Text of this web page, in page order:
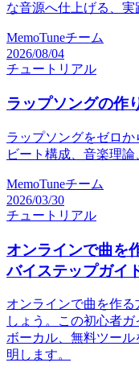
な音源へ仕上げる、実
MemoTuneチーム
2026/08/04
チュートリアル
ラップソングの作
ラップソングをゼロか
ビート構成、音楽理
MemoTuneチーム
2026/03/30
チュートリアル
オンラインで曲を
バイステップガイ
オンラインで曲を作
しょう。この初心者
ボーカル、無料ツー
明します。